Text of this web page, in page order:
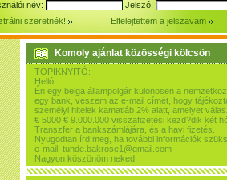
név:
Jelszó:
szeretnék!
Elfelejtettem a jelszavam
Komoly ajánlat közösségi kölcsön
TOPIKNYITÓ:
Helló
Én egy belga állampolgár különösen a
egy bank, veszem az e-mail címét, hogy
személyi hitelek kamatláb 2% alatt, amelyet
€ 5000 € 9.000.000 visszafizetési kezd?dik két
Transzfer a bankszámlájára, és a havi fizetés.
Nyugodtan írd meg, ha további információk
e-mail: tunde.bakrose1@gmail.com
Nagyon köszönöm neked.